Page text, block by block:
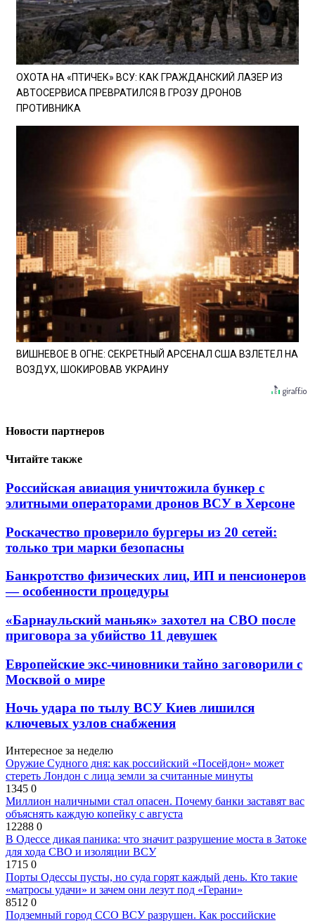
ОХОТА НА «ПТИЧЕК» ВСУ: КАК ГРАЖДАНСКИЙ ЛАЗЕР ИЗ
АВТОСЕРВИСА ПРЕВРАТИЛСЯ В ГРОЗУ ДРОНОВ
ПРОТИВНИКА
ВИШНЕВОЕ В ОГНЕ: СЕКРЕТНЫЙ АРСЕНАЛ США ВЗЛЕТЕЛ НА
ВОЗДУХ, ШОКИРОВАВ УКРАИНУ
Новости партнеров
Читайте также
Российская авиация уничтожила бункер с
элитными операторами дронов ВСУ в Херсоне
Роскачество проверило бургеры из 20 сетей:
только три марки безопасны
Банкротство физических лиц, ИП и пенсионеров
— особенности процедуры
«Барнаульский маньяк» захотел на СВО после
приговора за убийство 11 девушек
Европейские экс-чиновники тайно заговорили с
Москвой о мире
Ночь удара по тылу ВСУ Киев лишился
ключевых узлов снабжения
Интересное за неделю
Оружие Судного дня: как российский «Посейдон» может
стереть Лондон с лица земли за считанные минуты
1345 0
Миллион наличными стал опасен. Почему банки заставят вас
объяснять каждую копейку с августа
12288 0
В Одессе дикая паника: что значит разрушение моста в Затоке
для хода СВО и изоляции ВСУ
1715 0
Порты Одессы пусты, но суда горят каждый день. Кто такие
«матросы удачи» и зачем они лезут под «Герани»
8512 0
Подземный город ССО ВСУ разрушен. Как российские